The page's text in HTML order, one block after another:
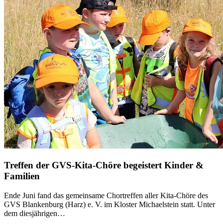
Treffen der GVS-Kita-Chöre begeistert Kinder &
Familien
Ende Juni fand das gemeinsame Chortreffen aller Kita-Chöre des
GVS Blankenburg (Harz) e. V. im Kloster Michaelstein statt. Unter
dem diesjährigen…